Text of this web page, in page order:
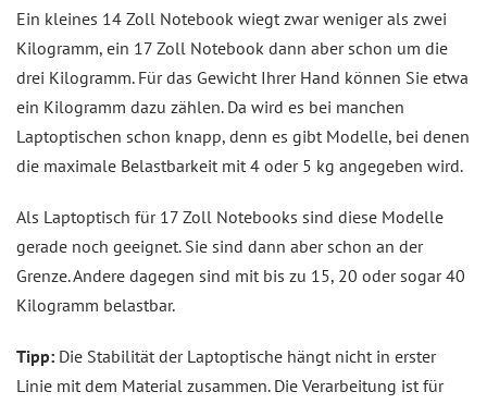
Ein kleines 14 Zoll Notebook wiegt zwar weniger als zwei
Kilogramm, ein 17 Zoll Notebook dann aber schon um die
drei Kilogramm. Für das Gewicht Ihrer Hand können Sie etwa
ein Kilogramm dazu zählen. Da wird es bei manchen
Laptoptischen schon knapp, denn es gibt Modelle, bei denen
die maximale Belastbarkeit mit 4 oder 5 kg angegeben wird.
Als Laptoptisch für 17 Zoll Notebooks sind diese Modelle
gerade noch geeignet. Sie sind dann aber schon an der
Grenze. Andere dagegen sind mit bis zu 15, 20 oder sogar 40
Kilogramm belastbar.
Tipp: Die Stabilität der Laptoptische hängt nicht in erster
Linie mit dem Material zusammen. Die Verarbeitung ist für